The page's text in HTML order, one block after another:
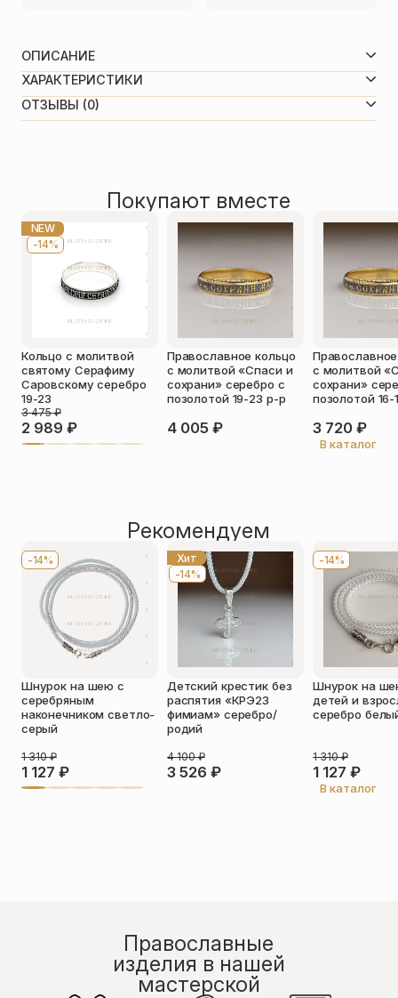
р-
р
ОПИСАНИЕ
Молитва на кольце: «Преподобный отче Серафиме,
моли Бога о нас»
ХАРАКТЕРИСТИКИ
ЦветБелый, Бирюзовый, Голубой, Серый, Синий,
ОТЗЫВЫ (0)
Оставить отзыв
Телефон*
Прикрепить фото
Оставить отзыв
Подтверждаю свое согласие с
политикой конфиденциальности
даю согласие на обработку
персональных данных
Пока нет отзывов. Будьте первым!
Покупают вместе
NEW
-14%
Кольцо с молитвой
святому Серафиму
Саровскому серебро
19-23
2 989 ₽
3 475₽
Православное кольцо
с молитвой «Спаси и
сохрани» серебро с
позолотой 19-23 р-р
4 005 ₽
с молитвой
сохрани»
позолотой 16-
3 720 ₽
В каталог
Рекомендуем
-14%
Шнурок на шею с
серебряным
наконечником светло-
серый
1 127 ₽
1 310₽
Хит
-14%
Детский крестик без
распятия «КРЭ23
фимиам» серебро/
родий
3 526 ₽
4 100₽
-14%
Шнурок на
детей и
серебро
1 127 ₽
1 310₽
В каталог
Православные
изделия в нашей
мастерской